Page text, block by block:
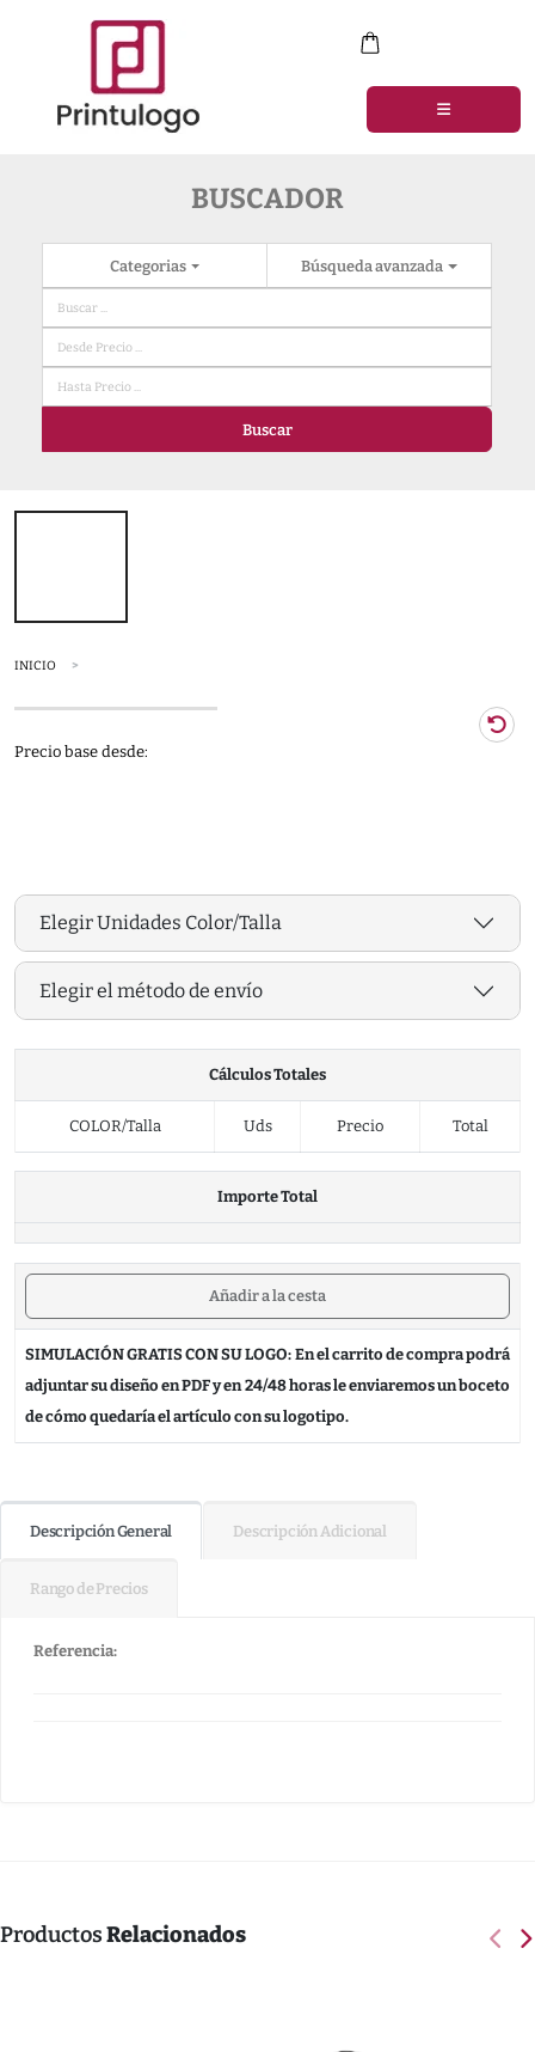
BUSCADOR
Categorias Búsqueda avanzada
Buscar
INICIO
Precio base desde:
Elegir Unidades Color/Talla
Elegir el método de envío
Cálculos Totales
COLOR/Talla Uds Precio Total
Importe Total
Añadir a la cesta
SIMULACIÓN GRATIS CON SU LOGO: En el carrito de compra podrá
adjuntar su diseño en PDF y en 24/48 horas le enviaremos un boceto
de cómo quedaría el artículo con su logotipo.
Descripción General Descripción Adicional
Rango de Precios
Referencia:
ProductosRelacionados